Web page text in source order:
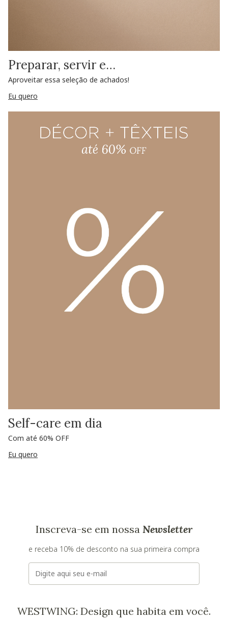
Preparar, servir e…
Aproveitar essa seleção de achados!
Eu quero
Self-care em dia
Com até 60% OFF
Eu quero
Inscreva-se em nossa Newsletter
e receba 10% de desconto na sua primeira compra
E-mail
WESTWING: Design que habita em você.